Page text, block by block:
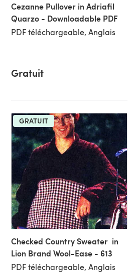
Cezanne Pullover in Adriafil
Quarzo - Downloadable PDF
PDF téléchargeable, Anglais
Gratuit
GRATUIT
Checked Country Sweater in
Lion Brand Wool-Ease - 613
PDF téléchargeable, Anglais